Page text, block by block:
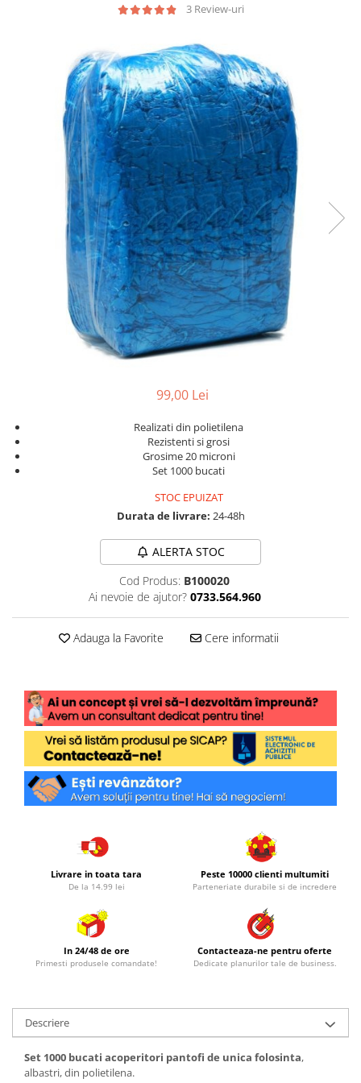
Insecticide si Capcane
Odorizante
Solutii desfundat tevi
3 Review-uri
99,00 Lei
Realizati din polietilena
Rezistenti si grosi
Grosime 20 microni
Set 1000 bucati
STOC EPUIZAT
Durata de livrare: 24-48h
ALERTA STOC
Cod Produs: B100020
Ai nevoie de ajutor? 0733.564.960
Adauga la Favorite Cere informatii
Livrare in toata tara
De la 14.99 lei
Peste 10000 clienti multumiti
Parteneriate durabile si de incredere
In 24/48 de ore
Primesti produsele comandate!
Contacteaza-ne pentru oferte
Dedicate planurilor tale de business.
Descriere
Set 1000 bucati acoperitori pantofi de unica folosinta,
albastri, din polietilena.